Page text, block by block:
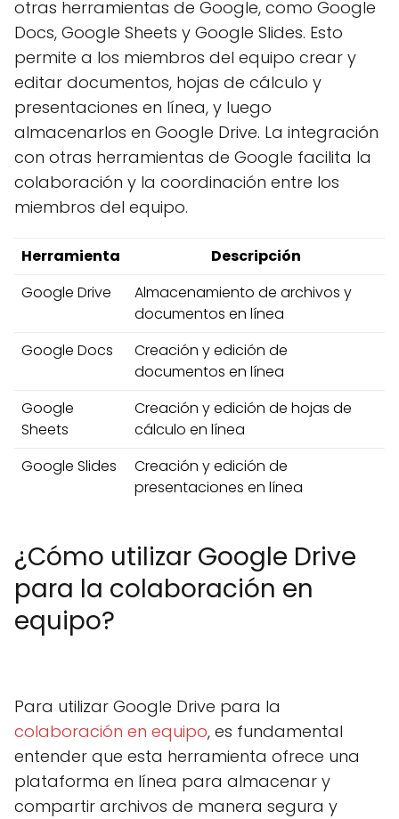
otras herramientas de Google, como Google
Docs, Google Sheets y Google Slides. Esto
permite a los miembros del equipo crear y
editar documentos, hojas de cálculo y
presentaciones en línea, y luego
almacenarlos en Google Drive. La integración
con otras herramientas de Google facilita la
colaboración y la coordinación entre los
miembros del equipo.
Herramienta
Descripción
Google Drive
Almacenamiento de archivos y
documentos en línea
Google Docs
Creación y edición de
documentos en línea
Google
Sheets
Creación y edición de hojas de
cálculo en línea
Google Slides
Creación y edición de
presentaciones en línea
¿Cómo utilizar Google Drive
para la colaboración en
equipo?
Para utilizar Google Drive para la
colaboración en equipo, es fundamental
entender que esta herramienta ofrece una
plataforma en línea para almacenar y
compartir archivos de manera segura y